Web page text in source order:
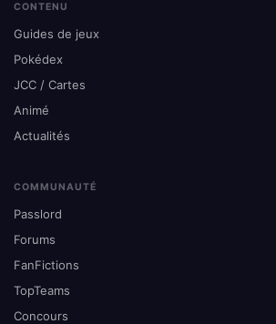
CONTENU
Guides de jeux
Pokédex
JCC / Cartes
Animé
Actualités
COMMUNAUTÉ
Passlord
Forums
FanFictions
TopTeams
Concours